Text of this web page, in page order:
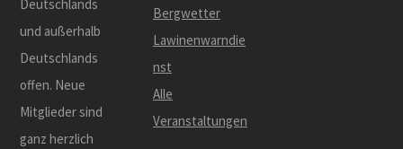
Deutschlands
und außerhalb
Deutschlands
offen. Neue
Mitglieder sind
ganz herzlich
Bergwetter
Lawinenwarndie
nst
Alle
Veranstaltungen